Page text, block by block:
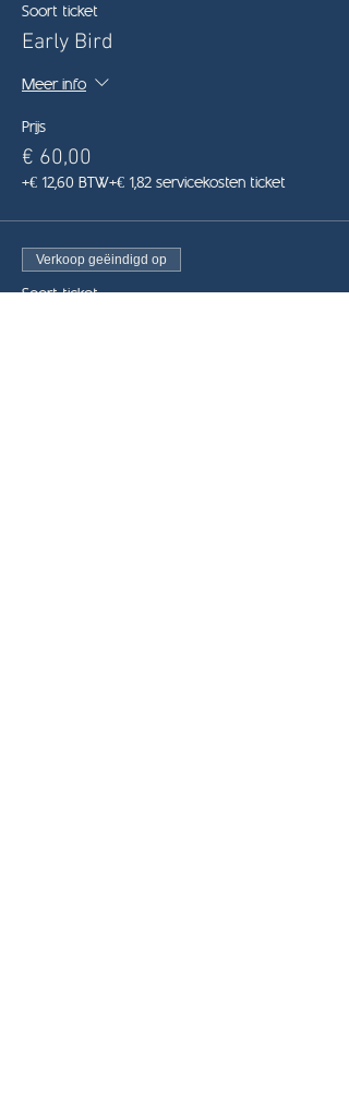
Soort ticket
Early Bird
Meer info
Prijs
€ 60,00
+€ 12,60 BTW+€ 1,82 servicekosten ticket
Verkoop geëindigd op
Soort ticket